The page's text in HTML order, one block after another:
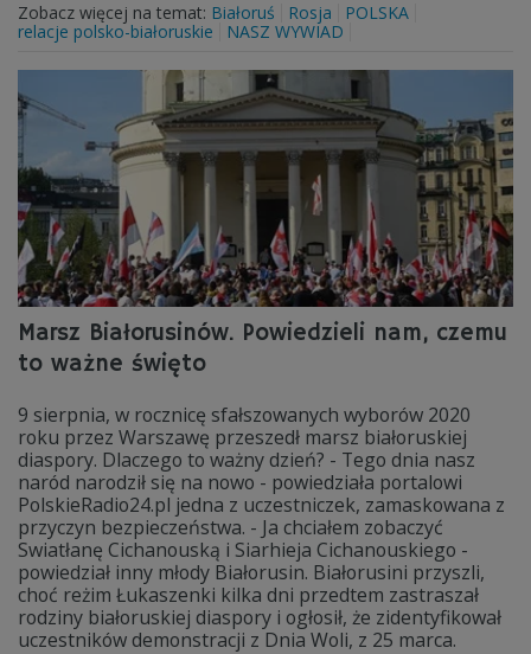
Zobacz więcej na temat: Białoruś Rosja
POLSKA
relacje polsko-białoruskie
NASZ WYWIAD
Marsz Białorusinów. Powiedzieli nam, czemu
to ważne święto
9 sierpnia, w rocznicę sfałszowanych wyborów 2020
roku przez Warszawę przeszedł marsz białoruskiej
diaspory. Dlaczego to ważny dzień? - Tego dnia nasz
naród narodził się na nowo - powiedziała portalowi
PolskieRadio24.pl jedna z uczestniczek, zamaskowana z
przyczyn bezpieczeństwa. - Ja chciałem zobaczyć
Swiatłanę Cichanouską i Siarhieja Cichanouskiego -
powiedział inny młody Białorusin. Białorusini przyszli,
choć reżim Łukaszenki kilka dni przedtem zastraszał
rodziny białoruskiej diaspory i ogłosił, że zidentyfikował
uczestników demonstracji z Dnia Woli, z 25 marca.